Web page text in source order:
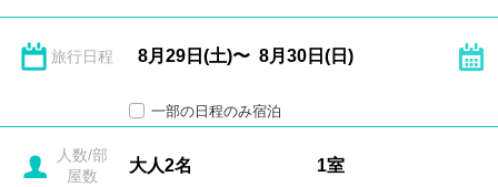
旅行日程
一部の日程のみ宿泊
人数/部
屋数